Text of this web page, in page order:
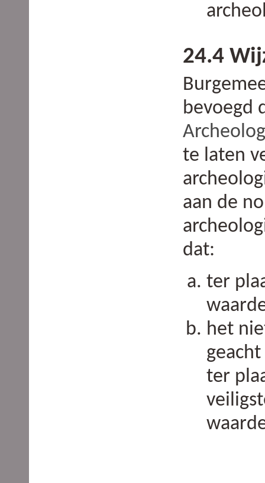
24.4
bevoegd
te laten
aan de
dat:
ter
het
ter